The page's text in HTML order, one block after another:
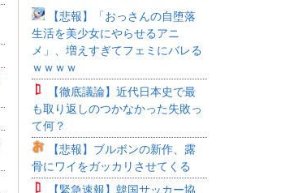
【悲報】「おっさんの自堕落
生活を美少女にやらせるアニ
メ」、増えすぎてフェミにバレる
ｗｗｗｗ
【徹底議論】近代日本史で最
も取り返しのつかなかった失敗っ
て何？
【悲報】ブルボンの新作、露
骨にワイをガッカリさせてくる
【緊急速報】韓国サッカー協